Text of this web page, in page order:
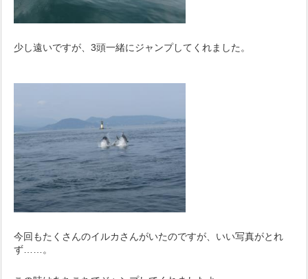
少し遠いですが、3頭一緒にジャンプしてくれました。
今回もたくさんのイルカさんがいたのですが、いい写真がとれ
ず……。